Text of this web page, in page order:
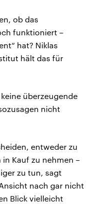
ob das
funktioniert –
hat? Niklas
hält das für
überzeugende
nicht
entweder zu
Kauf zu nehmen –
zu tun, sagt
nach gar nicht
Blick vielleicht